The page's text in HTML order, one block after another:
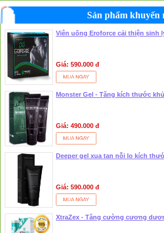
Sản phẩm khuyến
Viên uống Eroforce cải thiện sinh
Giá: 590.000 đ
Monster Gel - Tăng kích thước
Giá: 490.000 đ
Deeper gel xua tan nỗi lo kích
Giá: 590.000 đ
XtraZex - Tăng cường cương